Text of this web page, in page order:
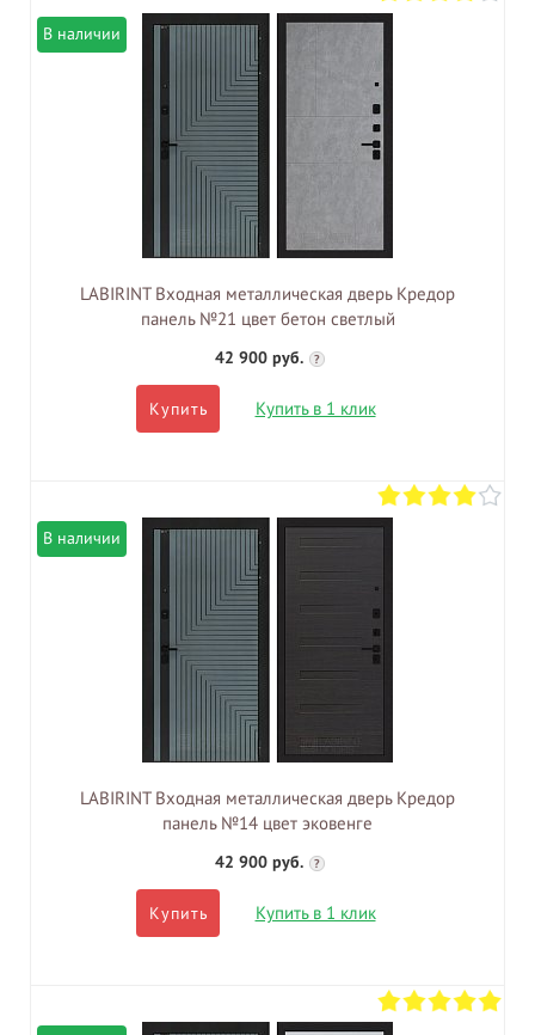
В наличии
LABIRINT Входная металлическая дверь Кредор
панель №21 цвет бетон светлый
42 900 руб. ?
Купить Купить в 1 клик
В наличии
LABIRINT Входная металлическая дверь Кредор
панель №14 цвет эковенге
42 900 руб. ?
Купить Купить в 1 клик